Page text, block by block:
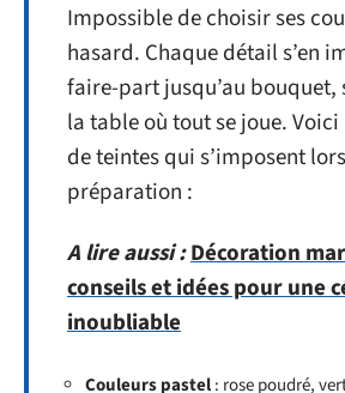
Impossible de choisir ses
hasard. Chaque détail s’en
faire-part jusqu’au bouquet,
la table où tout se joue.
de teintes qui s’imposent
préparation :
A lire aussi :Décoration
conseils et idées pour une
inoubliable
Couleurs pastel: rose poudré,